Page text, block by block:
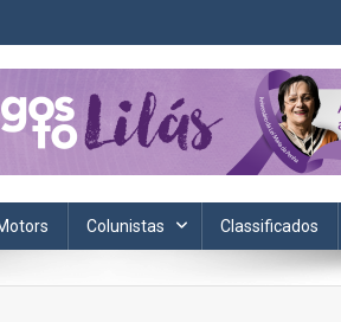
saúde, economia, esportes e cotidiano.
Colunistas Classificados